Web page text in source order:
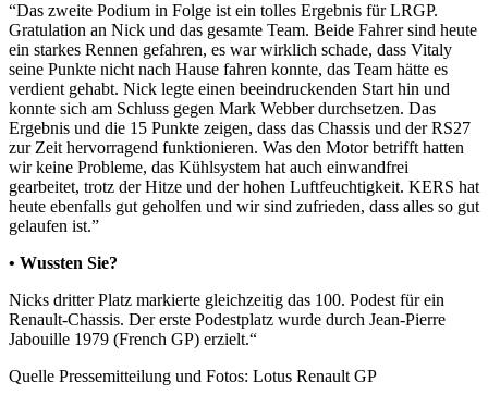
“Das zweite Podium in Folge ist ein tolles Ergebnis für LRGP.
Gratulation an Nick und das gesamte Team. Beide Fahrer sind heute
ein starkes Rennen gefahren, es war wirklich schade, dass Vitaly
seine Punkte nicht nach Hause fahren konnte, das Team hätte es
verdient gehabt. Nick legte einen beeindruckenden Start hin und
konnte sich am Schluss gegen Mark Webber durchsetzen. Das
Ergebnis und die 15 Punkte zeigen, dass das Chassis und der RS27
zur Zeit hervorragend funktionieren. Was den Motor betrifft hatten
wir keine Probleme, das Kühlsystem hat auch einwandfrei
gearbeitet, trotz der Hitze und der hohen Luftfeuchtigkeit. KERS hat
heute ebenfalls gut geholfen und wir sind zufrieden, dass alles so gut
gelaufen ist.”
• Wussten Sie?
Nicks dritter Platz markierte gleichzeitig das 100. Podest für ein
Renault-Chassis. Der erste Podestplatz wurde durch Jean-Pierre
Jabouille 1979 (French GP) erzielt.“
Quelle Pressemitteilung und Fotos: Lotus Renault GP